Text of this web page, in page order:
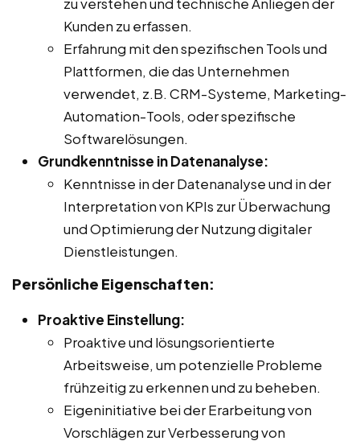
Kunden zu erfassen.
Erfahrung mit den spezifischen Tools und
Plattformen, die das Unternehmen
verwendet, z.B. CRM-Systeme, Marketing-
Automation-Tools, oder spezifische
Softwarelösungen.
Grundkenntnisse in Datenanalyse:
Kenntnisse in der Datenanalyse und in der
Interpretation von KPIs zur Überwachung
und Optimierung der Nutzung digitaler
Dienstleistungen.
Persönliche Eigenschaften:
Proaktive Einstellung:
Proaktive und lösungsorientierte
Arbeitsweise, um potenzielle Probleme
frühzeitig zu erkennen und zu beheben.
Eigeninitiative bei der Erarbeitung von
Vorschlägen zur Verbesserung von